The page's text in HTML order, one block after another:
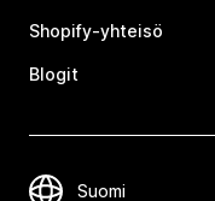
Shopify-yhteisö
Blogit